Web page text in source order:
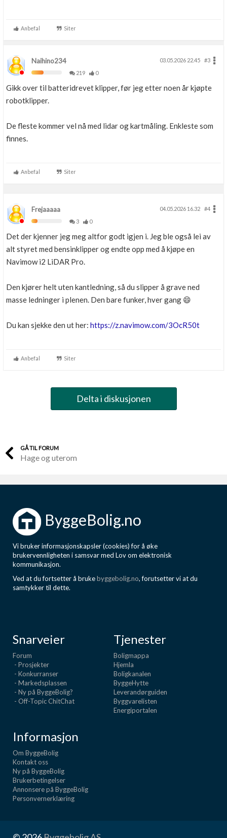
Anbefal Siter
Naihino234 03.05.2026 22.45
#3
219
0
Gikk over til batteridrevet klipper, før jeg etter noen år kjøpte
robotklipper.
De fleste kommer vel nå med lidar og kartmåling. Enkleste som
finnes.
Anbefal Siter
Frejaaaaa 04.05.2026 16.32
#4
3
0
Det der kjenner jeg meg altfor godt igjen i. Jeg ble også lei av
alt styret med bensinklipper og endte opp med å kjøpe en
Navimow i2 LiDAR Pro.
Den kjører helt uten kantledning, så du slipper å grave ned
masse ledninger i plenen. Den bare funker, hver gang 😄
Du kan sjekke den ut her: https://z.navimow.com/3OcR50t
Anbefal Siter
Delta i diskusjonen
GÅ TIL FORUM
Hage og uterom
ByggeBolig.no
Vi bruker informasjonskapsler (cookies) for å øke
brukervennligheten i samsvar med Lov om elektronisk
kommunikasjon.
Ved at du fortsetter å brukebyggebolig.no, forutsetter vi at du
samtykker til dette.
Snarveier
Forum
- Prosjekter
- Konkurranser
- Markedsplassen
- Ny på ByggeBolig?
- Off-Topic ChitChat
Tjenester
Boligmappa
Hjemla
Boligkanalen
ByggeHytte
Leverandørguiden
Byggvarelisten
Energiportalen
Informasjon
Om ByggeBolig
Kontakt oss
Ny på ByggeBolig
Brukerbetingelser
Annonsere på ByggeBolig
Personvernerklæring